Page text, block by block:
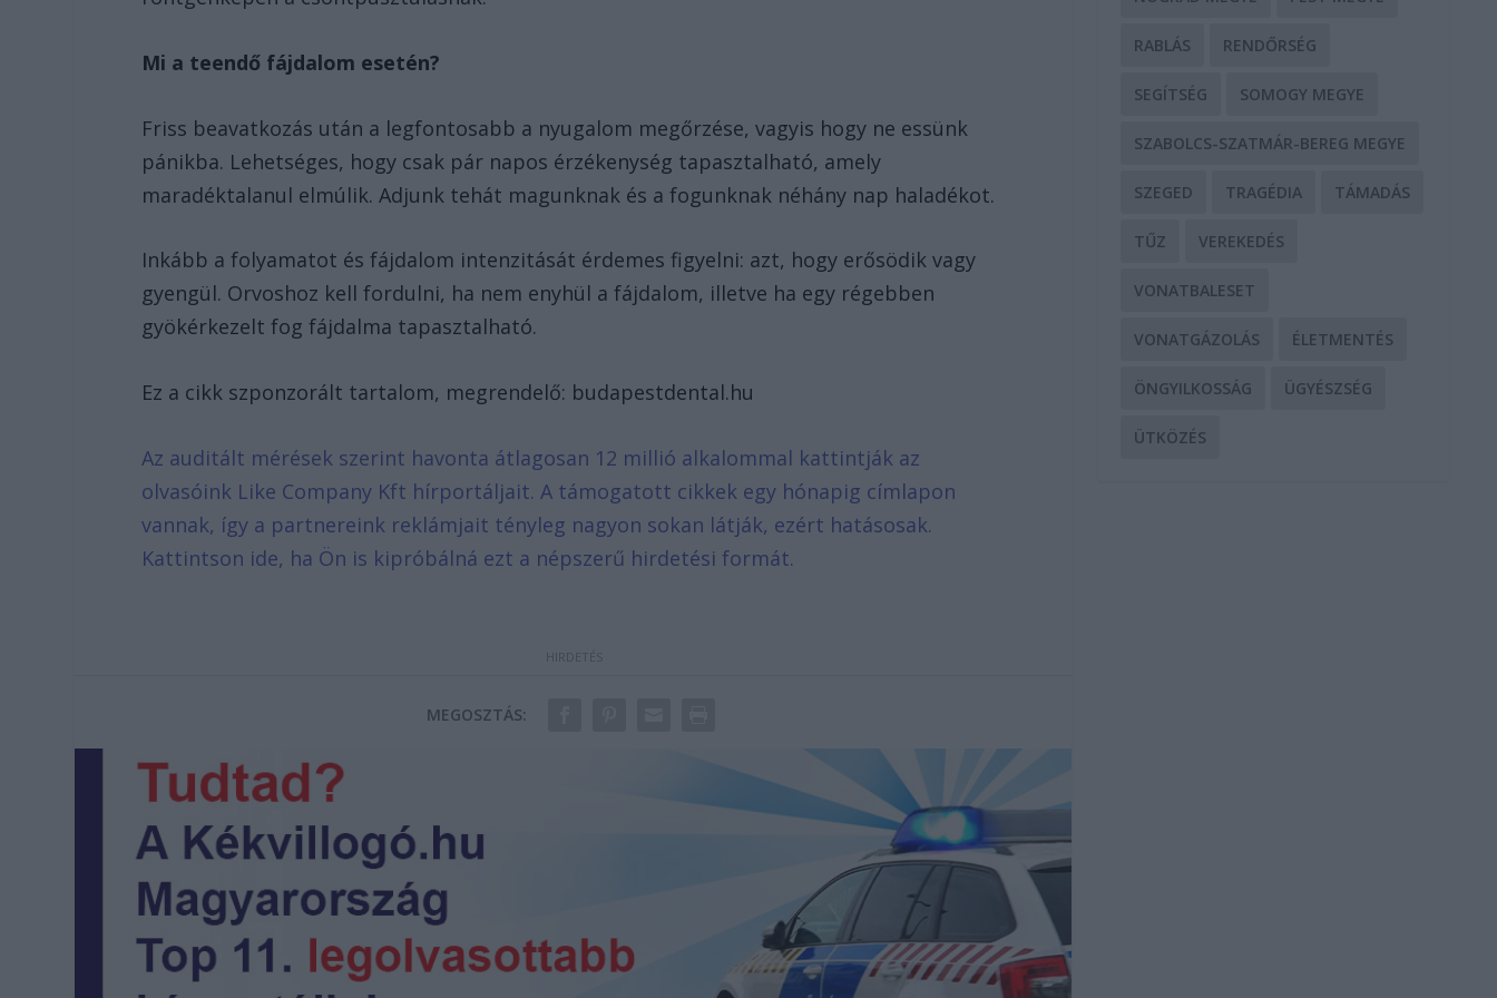
Mi a teendő fájdalom esetén?
Friss beavatkozás után a legfontosabb a nyugalom megőrzése, vagyis hogy ne essünk
pánikba. Lehetséges, hogy csak pár napos érzékenység tapasztalható, amely
maradéktalanul elmúlik. Adjunk tehát magunknak és a fogunknak néhány nap haladékot.
Inkább a folyamatot és fájdalom intenzitását érdemes figyelni: azt, hogy erősödik vagy
gyengül. Orvoshoz kell fordulni, ha nem enyhül a fájdalom, illetve ha egy régebben
gyökérkezelt fog fájdalma tapasztalható.
Ez a cikk szponzorált tartalom, megrendelő: budapestdental.hu
Az auditált mérések szerint havonta átlagosan 12 millió alkalommal kattintják az
olvasóink Like Company Kft hírportáljait. A támogatott cikkek egy hónapig címlapon
vannak, így a partnereink reklámjait tényleg nagyon sokan látják, ezért hatásosak.
Kattintson ide, ha Ön is kipróbálná ezt a népszerű hirdetési formát.
MEGOSZTÁS:
RABLÁS RENDŐRSÉG
SEGÍTSÉG SOMOGY MEGYE
SZABOLCS-SZATMÁR-BEREG MEGYE
SZEGED TRAGÉDIA TÁMADÁS
TŰZ VEREKEDÉS
VONATBALESET
VONATGÁZOLÁS ÉLETMENTÉS
ÖNGYILKOSSÁG ÜGYÉSZSÉG
ÜTKÖZÉS